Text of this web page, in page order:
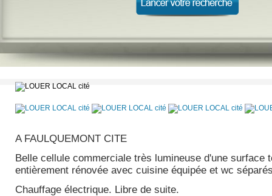
A FAULQUEMONT CITE
Belle cellule commerciale très lumineuse d'une surface
entièrement rénovée avec cuisine équipée et wc
Chauffage électrique. Libre de suite.